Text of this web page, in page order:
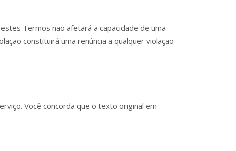
Termos não afetará a capacidade de uma
constituirá uma renúncia a qualquer violação
Você concorda que o texto original em